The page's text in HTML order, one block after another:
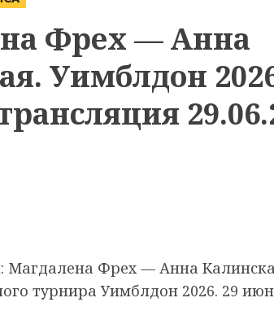
Фрех — Анна
Уимблдон
Магдалена Фрех — Анна
турнира Уимблдон 2026. 29